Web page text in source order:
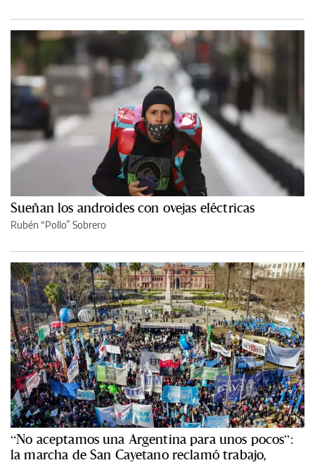
Sueñan los androides con ovejas eléctricas
Rubén “Pollo” Sobrero
“No aceptamos una Argentina para unos pocos”:
la marcha de San Cayetano reclamó trabajo,